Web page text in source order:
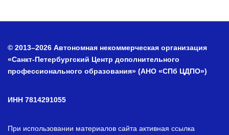
© 2013–2026 Автономная некоммерческая организация
«Санкт-Петербургский Центр дополнительного
профессионального образования» (АНО «СПб ЦДПО»)
ИНН 7814291055
При использовании материалов сайта активная ссылка